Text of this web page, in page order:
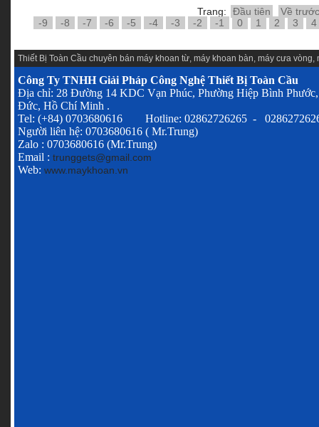
Trang: Đầu tiên
Về trước
-9
-8 -7 -6 -5 -4 -3 -2 -1 0 1 2 3 4
Thiết Bị Toàn Cầu chuyên bán máy khoan từ, máy khoan bàn, máy cưa vòng,
Công Ty TNHH Giải Pháp Công Nghệ Thiết Bị Toàn Cầu
Địa chỉ: 28 Đường 14 KDC Vạn Phúc, Phường Hiệp Bình
Đức, Hồ Chí Minh .
Tel: (+84) 0703680616 Hotline: 02862726265 -
Người liên hệ: 0703680616 ( Mr.Trung)
Zalo : 0703680616 (Mr.Trung)
Email : trunggets@gmail.com
Web: www.maykhoan.vn